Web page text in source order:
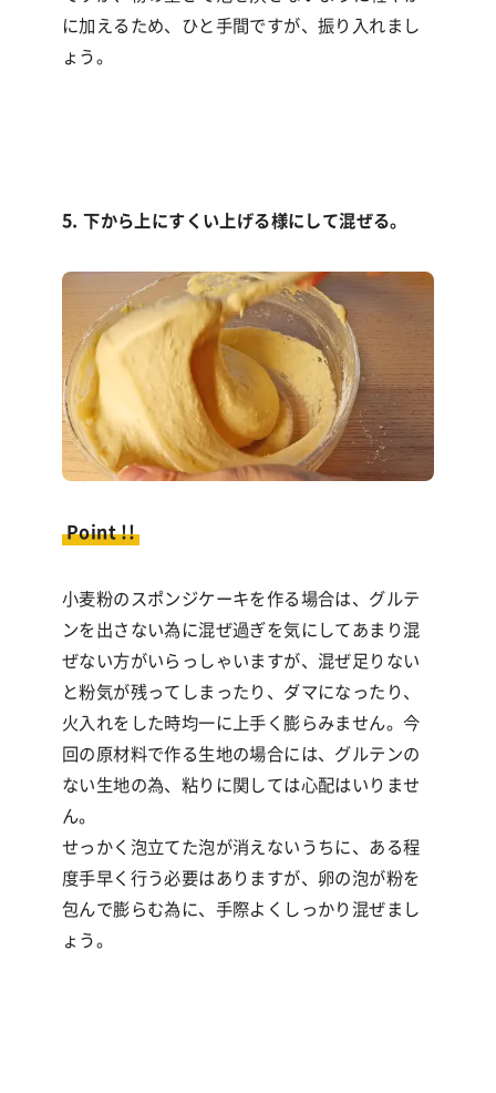
に加えるため、ひと手間ですが、振り入れまし
ょう。
5. 下から上にすくい上げる様にして混ぜる。
Point !!
小麦粉のスポンジケーキを作る場合は、グルテ
ンを出さない為に混ぜ過ぎを気にしてあまり混
ぜない方がいらっしゃいますが、混ぜ足りない
と粉気が残ってしまったり、ダマになったり、
火入れをした時均一に上手く膨らみません。今
回の原材料で作る生地の場合には、グルテンの
ない生地の為、粘りに関しては心配はいりませ
ん。
せっかく泡立てた泡が消えないうちに、ある程
度手早く 行う必要はありますが、卵の泡が粉を
包んで膨らむ為に、 手際よく しっかり混ぜまし
ょう。